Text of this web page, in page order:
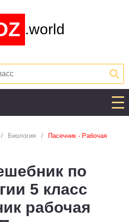
.world
язык
6 7 8 9 10
Биология
Пасечник - Рабочая
по
5 класс
рабочая